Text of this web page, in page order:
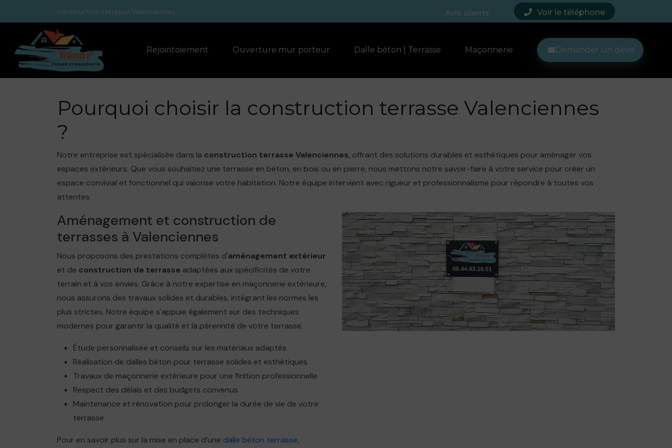
construction terrasse Valenciennes Avis clients Voir le téléphone
Rejointoiement Ouverture mur porteur Dalle béton | Terrasse Maçonnerie Demander un devis
Pourquoi choisir la construction terrasse Valenciennes
?
Notre entreprise est spécialisée dans la construction terrasse Valenciennes, offrant des solutions durables et esthétiques pour aménager vos
espaces extérieurs. Que vous souhaitiez une terrasse en béton, en bois ou en pierre, nous mettons notre savoir-faire à votre service pour créer un
espace convivial et fonctionnel qui valorise votre habitation. Notre équipe intervient avec rigueur et professionnalisme pour répondre à toutes vos
attentes.
Aménagement et construction de
terrasses à Valenciennes
Nous proposons des prestations complètes d'aménagement extérieur
et de construction de terrasse adaptées aux spécificités de votre
terrain et à vos envies. Grâce à notre expertise en maçonnerie extérieure,
nous assurons des travaux solides et durables, intégrant les normes les
plus strictes. Notre équipe s'appuie également sur des techniques
modernes pour garantir la qualité et la pérennité de votre terrasse.
Étude personnalisée et conseils sur les matériaux adaptés
Réalisation de dalles béton pour terrasse solides et esthétiques
Travaux de maçonnerie extérieure pour une finition professionnelle
Respect des délais et des budgets convenus
Maintenance et rénovation pour prolonger la durée de vie de votre
terrasse
Pour en savoir plus sur la mise en place d’une dalle béton terrasse,